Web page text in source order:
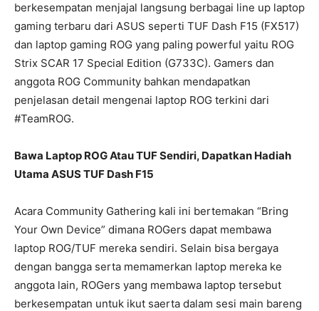
berkesempatan menjajal langsung berbagai line up laptop
gaming terbaru dari ASUS seperti TUF Dash F15 (FX517)
dan laptop gaming ROG yang paling powerful yaitu ROG
Strix SCAR 17 Special Edition (G733C). Gamers dan
anggota ROG Community bahkan mendapatkan
penjelasan detail mengenai laptop ROG terkini dari
#TeamROG.
Bawa Laptop ROG Atau TUF Sendiri, Dapatkan Hadiah
Utama ASUS TUF Dash F15
Acara Community Gathering kali ini bertemakan “Bring
Your Own Device” dimana ROGers dapat membawa
laptop ROG/TUF mereka sendiri. Selain bisa bergaya
dengan bangga serta memamerkan laptop mereka ke
anggota lain, ROGers yang membawa laptop tersebut
berkesempatan untuk ikut saerta dalam sesi main bareng